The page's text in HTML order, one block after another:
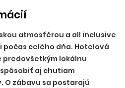
trezor na recepcii 2,50 EUR/deň
atmosférou a all inclusive
celého dňa. Hotelová
lokálnu
aj chutiam
zábavu sa postarajú